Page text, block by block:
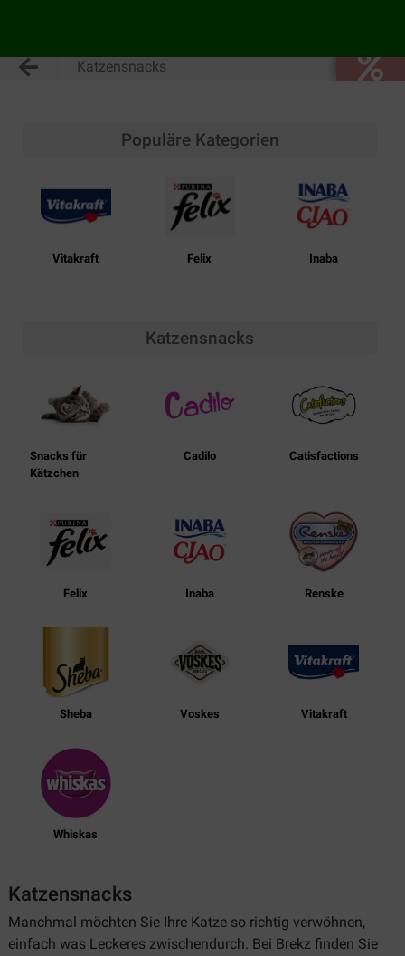
Katzensnacks
Populäre Kategorien
Vitakraft Felix Inaba
Katzensnacks
Snacks für
Kätzchen
Cadilo Catisfactions
Felix Inaba Renske
Sheba Voskes Vitakraft
Whiskas
Katzensnacks
Manchmal möchten Sie Ihre Katze so richtig verwöhnen,
einfach was Leckeres zwischendurch. Bei Brekz finden Sie